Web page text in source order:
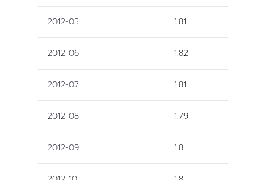
2012-05 1.81
2012-06 1.82
2012-07 1.81
2012-08 1.79
2012-09 1.8